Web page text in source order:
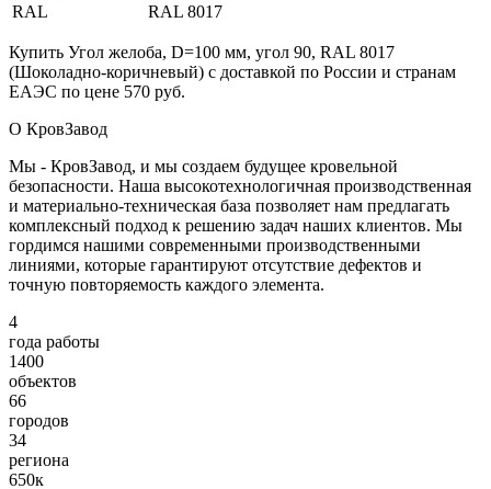
RAL
RAL 8017
Купить Угол желоба, D=100 мм, угол 90, RAL 8017
(Шоколадно-коричневый) с доставкой по России и странам
ЕАЭС по цене 570 руб.
О КровЗавод
Мы - КровЗавод, и мы создаем будущее кровельной
безопасности. Наша высокотехнологичная производственная
и материально-техническая база позволяет нам предлагать
комплексный подход к решению задач наших клиентов. Мы
гордимся нашими современными производственными
линиями, которые гарантируют отсутствие дефектов и
точную повторяемость каждого элемента.
4
года работы
1400
объектов
66
городов
34
региона
650к